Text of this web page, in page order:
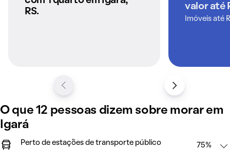
RS.
valor até
Imóveis até
O que 12 pessoas dizem sobre morar em
Igará
Perto de estações de transporte público 75%